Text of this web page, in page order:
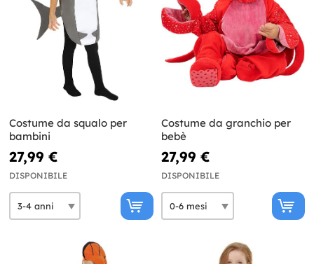
Costume da squalo per
bambini
27,99 €
DISPONIBILE
Costume da granchio per
bebè
27,99 €
DISPONIBILE